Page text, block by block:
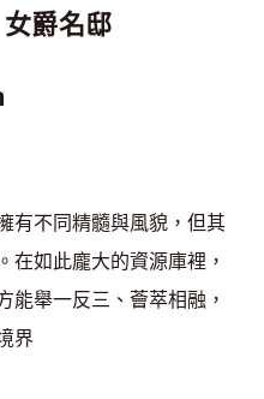
爵名邸
有不同精髓與風貌，但其
在如此龐大的資源庫裡，
能舉一反三、薈萃相融，
界